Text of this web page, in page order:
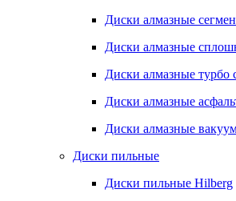
Диски алмазные
Диски алмазные
Диски алмазные турбо
Диски алмазные
Диски алмазные
Диски пильные
Диски пильные Hilberg